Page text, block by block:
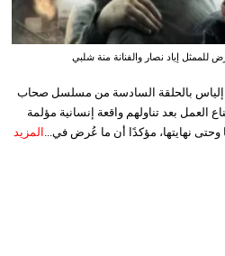
إياد نصار والفنانة منة شلبي
إلياس بالحلقة السادسة من مسلسل صحاب
العمل بعد تناولهم واقعة إنسانية مؤلمة
وحتى نهايتها، مؤكدًا أن ما عُرض في... المزيد